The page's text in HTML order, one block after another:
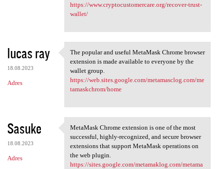
https://www.cryptocustomercare.org/recover-trust-
wallet/
lucas ray
18.08.2023
Adres
The popular and useful
The popular and useful MetaMask Chrome browser
extension is made available to everyone by the
wallet group.
https://web.sites.google.com/metamasclog.com/me
tamaskchrom/home
Sasuke
18.08.2023
Adres
MetaMask Chrome extension is
MetaMask Chrome extension is one of the most
successful, highly-recognized, and secure browser
extensions that support MetaMask operations on
the web plugin.
https://sites.google.com/metamaklog.com/metama